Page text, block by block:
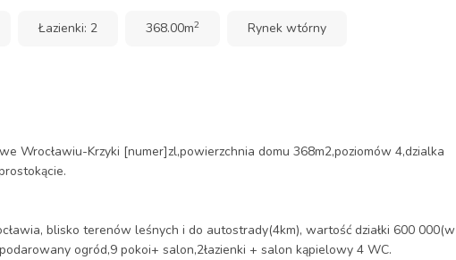
Łazienki: 2 368.00m2 Rynek wtórny
Wrocławiu-Krzyki [numer]zl,powierzchnia domu 368m2,poziomów 4,dzialka
blisko terenów leśnych i do autostrady(4km), wartość działki 600 000(w
ogród,9 pokoi+ salon,2łazienki + salon kąpielowy 4 WC.